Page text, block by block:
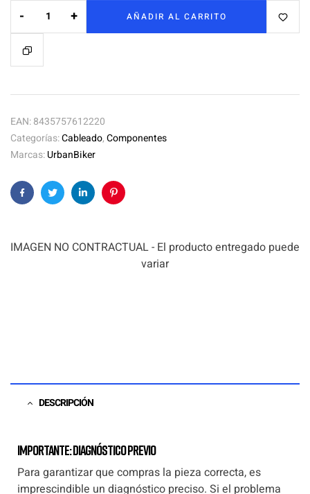
- + AÑADIR AL CARRITO
EAN:8435757612220
Categorías:Cableado,Componentes
Marcas:UrbanBiker
FacebookTwitterLinkedinPinterest
IMAGEN NO CONTRACTUAL - El producto entregado puede
variar
DESCRIPCIÓN
Importante: Diagnóstico previo
Para garantizar que compras la pieza correcta, es
imprescindible un diagnóstico preciso. Si el problema